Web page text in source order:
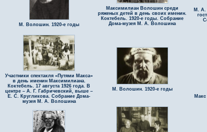
М. Волошин. 1920-е годы
Максимилиан Волошин среди
ряженых детей в день своих именин.
Коктебель. 1920-е годы. Собрание
Дома-музея М. А. Волошина
М. А.
Участники спектакля «Путями Макса»
в день именин Максимилиана.
Коктебель. 17 августа 1926 года. В
центре – А. Г. Габричевский, выше –
Е. С. Кругликова. Собрание Дома-
музея М. А. Волошина
М. Волошин. 1920-е годы
Макс